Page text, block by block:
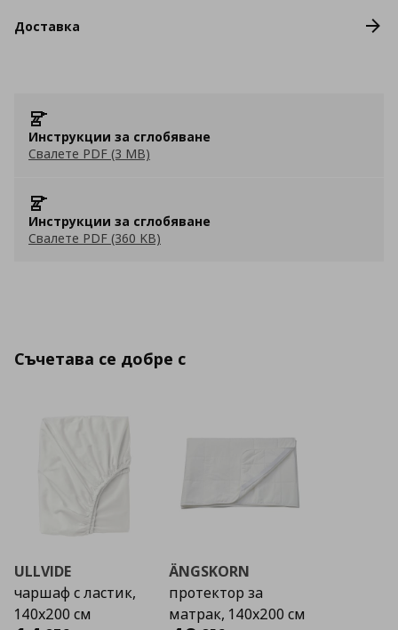
Доставка
Инструкции за сглобяване
Свалете PDF (3 MB)
Инструкции за сглобяване
Свалете PDF (360 KB)
Съчетава се добре с
ULLVIDE
чаршаф с ластик,
140x200 см
ÄNGSKORN
протектор за
матрак, 140x200 см